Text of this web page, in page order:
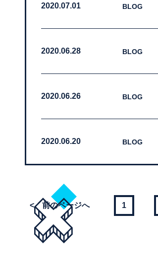
2020.07.01 BLOG
2020.06.28 BLOG
2020.06.26 BLOG
2020.06.20 BLOG
< 1